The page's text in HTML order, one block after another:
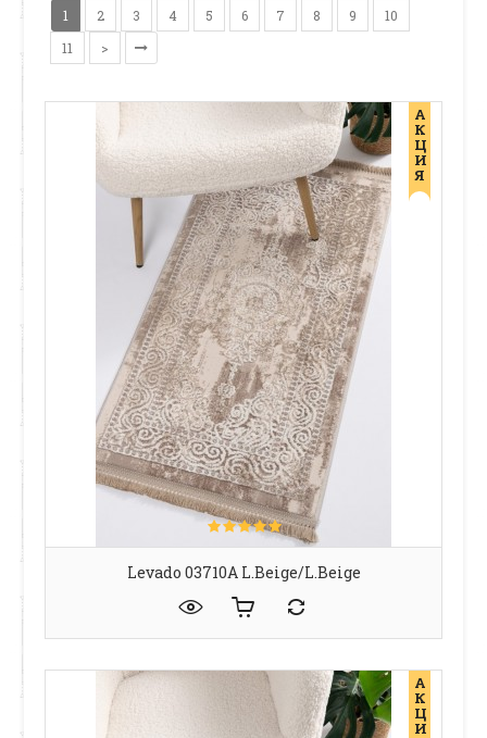
1 2 3 4 5 6 7 8 9
10
11
>
А
К
Ц
И
Я
Levado 03710A L.Beige/L.Beige
А
К
Ц
И